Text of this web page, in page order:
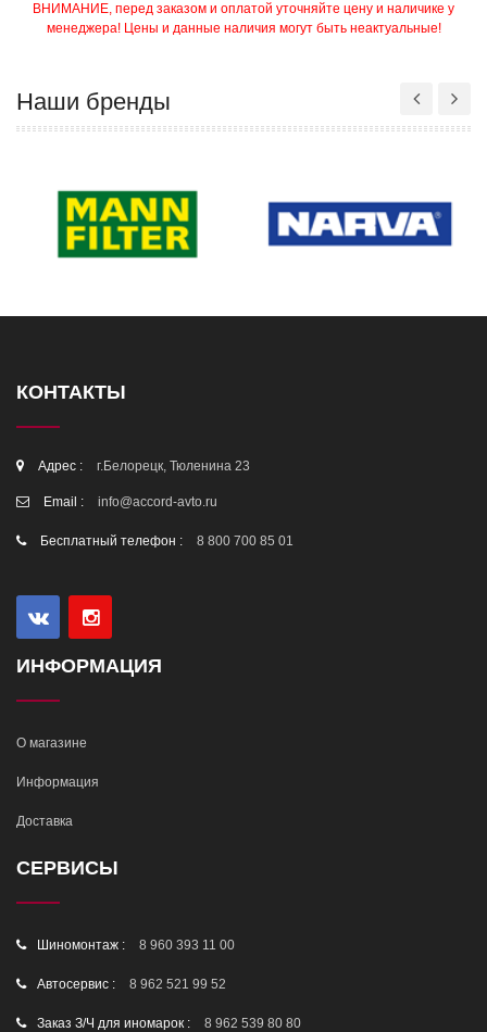
ВНИМАНИЕ, перед заказом и оплатой уточняйте цену и наличике у
менеджера! Цены и данные наличия могут быть неактуальные!
Наши бренды
КОНТАКТЫ
Адрес : г.Белорецк, Тюленина 23
Email : info@accord-avto.ru
Бесплатный телефон : 8 800 700 85 01
ИНФОРМАЦИЯ
О магазине
Информация
Доставка
СЕРВИСЫ
Шиномонтаж : 8 960 393 11 00
Автосервис : 8 962 521 99 52
Заказ З/Ч для иномарок : 8 962 539 80 80